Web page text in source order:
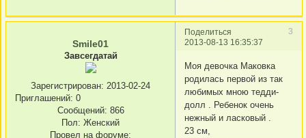
Поделиться
3
2013-08-13 16:35:37
Smile01
Завсегдатай
Зарегистрирован: 2013-02-24
Приглашений: 0
Сообщений: 866
Пол: Женский
Провел на форуме:
Моя девочка Маковка
родилась первой из так
любимых мною тедди-
долл . Ребенок очень
нежный и ласковый .
23 см,